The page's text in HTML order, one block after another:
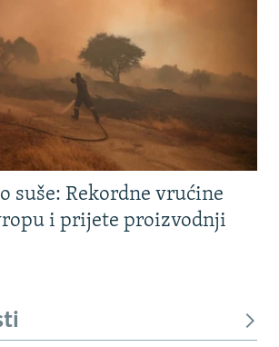
suše: Rekordne vrućine
i prijete proizvodnji